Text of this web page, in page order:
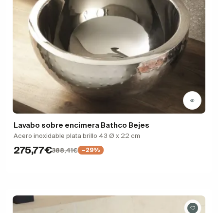
Lavabo sobre encimera Bathco Bejes
Acero inoxidable plata brillo 43 Ø x 22 cm
275,77€388,41€ −29%